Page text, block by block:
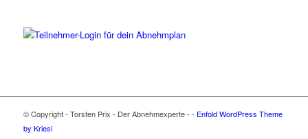
© Copyright - Torsten Prix - Der Abnehmexperte - - Enfold WordPress Theme
by Kriesi